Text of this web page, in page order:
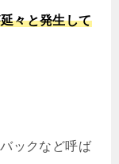
々と発生して
ックなど呼ば